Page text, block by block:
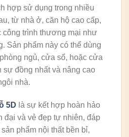
hợp sử dụng trong nhiều
từ nhà ở, căn hộ cao cấp,
công trình thương mại như
Sản phẩm này có thể dùng
ngủ, cửa sổ, hoặc cửa
sự đồng nhất và nâng cao
nhà.
5D là sự kết hợp hoàn hảo
đại và vẻ đẹp tự nhiên, đáp
phẩm nội thất bền bỉ,